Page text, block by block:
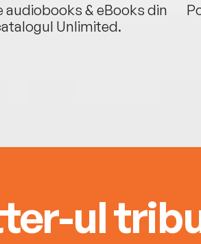
audiobooks & eBooks din
Unlimited.
ul